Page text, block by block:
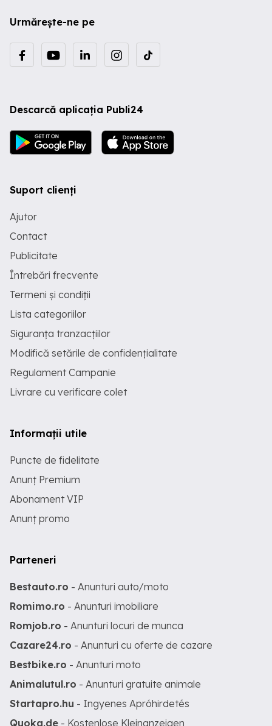
Urmărește-ne pe
Descarcă aplicația Publi24
Suport clienți
Ajutor
Contact
Publicitate
Întrebări frecvente
Termeni și condiții
Lista categoriilor
Siguranța tranzacțiilor
Modifică setările de confidențialitate
Regulament Campanie
Livrare cu verificare colet
Informații utile
Puncte de fidelitate
Anunț Premium
Abonament VIP
Anunț promo
Parteneri
Bestauto.ro - Anunturi auto/moto
Romimo.ro - Anunturi imobiliare
Romjob.ro - Anunturi locuri de munca
Cazare24.ro - Anunturi cu oferte de cazare
Bestbike.ro - Anunturi moto
Animalutul.ro - Anunturi gratuite animale
Startapro.hu - Ingyenes Apróhirdetés
Quoka.de - Kostenlose Kleinanzeigen